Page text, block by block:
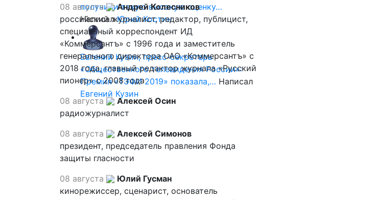
получили такую высокую оценку…
НаписалЮрий Костин
Евгений Кузин, пресс-секретарь
«Общественного телевидения России»:
Премия «ТЭФИ 2019» показала,… Написал
Евгений Кузин
08 августа
Андрей Колесников
российский журналист, редактор, публицист,
специальный корреспондент ИД
«Коммерсантъ» с 1996 года и заместитель
генерального директора ОАО «Коммерсантъ» с
2018 года, главный редактор журнала «Русский
пионер» с 2008 года
08 августа
Алексей Осин
радиожурналист
08 августа
Алексей Симонов
президент, председатель правления Фонда
защиты гласности
08 августа
Юлий Гусман
кинорежиссер, сценарист, основатель